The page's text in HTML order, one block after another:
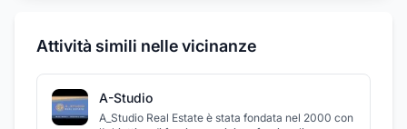
Attività simili nelle vicinanze
A-Studio
A_Studio Real Estate è stata fondata nel 2000 con